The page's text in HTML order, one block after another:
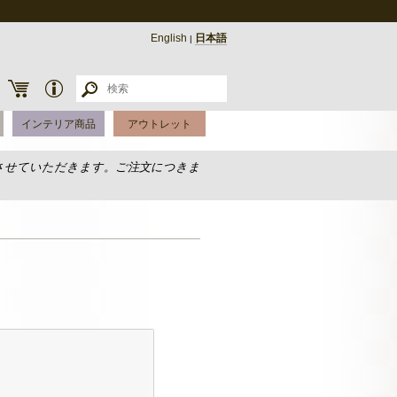
English | 日本語
インテリア商品 アウトレット
せていただきます。ご注文につきま